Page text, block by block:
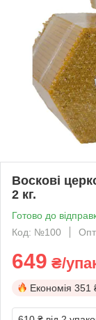
Воскові
2 кг.
Готово до
Код: №100
Опт
649 ₴/
Економія 351